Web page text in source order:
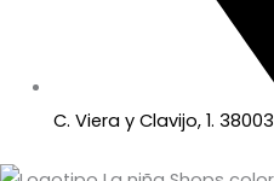
C. Viera y Clavijo, 1.